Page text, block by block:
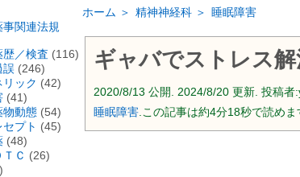
ホーム ＞ 精神神経科 ＞ 睡眠障害
ギャバでストレス解
2020/8/13 公開. 2024/8/20 更新. 投稿者:
睡眠障害 .この記事は約4分18秒で読めま
関連法規
歴／検査 (116)
誤 (246)
ック (42)
(41)
物動態 (54)
プト (45)
(48)
Ｃ (26)